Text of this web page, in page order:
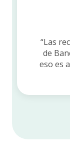
“Las
de
eso es